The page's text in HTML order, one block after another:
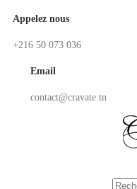
Appelez nous
+216 50 073 036
Email
contact@cravate.tn